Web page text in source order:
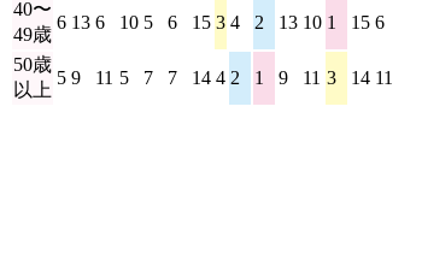
40〜
49歳
6 13 6 10 5 6 15 3 4 2 13 10 1 15 6
50歳
以上
5 9 11 5 7 7 14 4 2 1 9 11 3 14 11